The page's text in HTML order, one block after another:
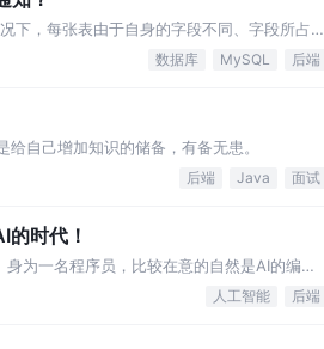
下，每张表由于自身的字段不同、字段所占用
。
数据库 MySQL 后端
自己增加知识的储备，有备无患。
后端 Java 面试
时代！
为一名程序员，比较在意的自然是AI的编程
人工智能 后端